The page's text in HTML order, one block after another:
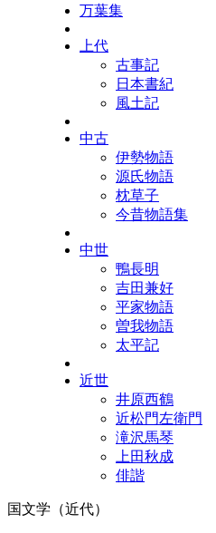
万葉集
上代
古事記
日本書紀
風土記
中古
伊勢物語
源氏物語
枕草子
今昔物語集
中世
鴨長明
吉田兼好
平家物語
曽我物語
太平記
近世
井原西鶴
近松門左衛門
滝沢馬琴
上田秋成
俳諧
国文学（近代）